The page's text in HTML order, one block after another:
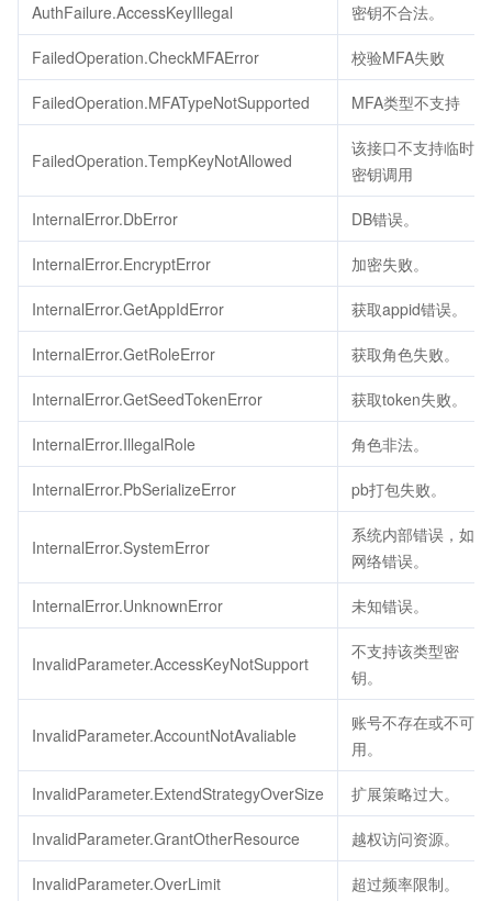
AuthFailure.AccessKeyIllegal 密钥不合法。
FailedOperation.CheckMFAError 校验MFA失败
FailedOperation.MFATypeNotSupported MFA类型不支持
FailedOperation.TempKeyNotAllowed
该接口不支持临时
密钥调用
InternalError.DbError DB错误。
InternalError.EncryptError 加密失败。
InternalError.GetAppIdError 获取appid错误。
InternalError.GetRoleError 获取角色失败。
InternalError.GetSeedTokenError 获取token失败。
InternalError.IllegalRole 角色非法。
InternalError.PbSerializeError pb打包失败。
InternalError.SystemError
系统内部错误，如
网络错误。
InternalError.UnknownError 未知错误。
InvalidParameter.AccessKeyNotSupport
不支持该类型密
钥。
InvalidParameter.AccountNotAvaliable
账号不存在或不可
用。
InvalidParameter.ExtendStrategyOverSize 扩展策略过大。
InvalidParameter.GrantOtherResource 越权访问资源。
InvalidParameter.OverLimit 超过频率限制。